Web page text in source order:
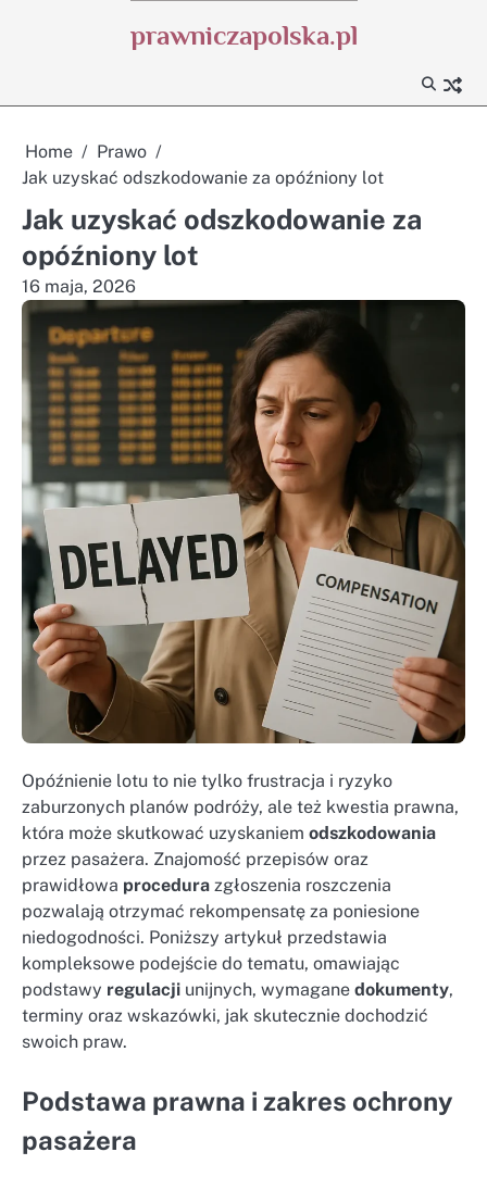
prawniczapolska.pl
Home
Prawo
Jak uzyskać odszkodowanie za opóźniony lot
Jak uzyskać odszkodowanie za
opóźniony lot
16 maja, 2026
Opóźnienie lotu to nie tylko frustracja i ryzyko
zaburzonych planów podróży, ale też kwestia prawna,
która może skutkować uzyskaniem odszkodowania
przez pasażera. Znajomość przepisów oraz
prawidłowa procedura zgłoszenia roszczenia
pozwalają otrzymać rekompensatę za poniesione
niedogodności. Poniższy artykuł przedstawia
kompleksowe podejście do tematu, omawiając
podstawy regulacji unijnych, wymagane dokumenty,
terminy oraz wskazówki, jak skutecznie dochodzić
swoich praw.
Podstawa prawna i zakres ochrony
pasażera